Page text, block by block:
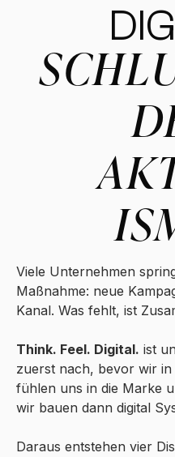
Viele Unternehmen
Maßnahme: neue
Kanal. Was fehlt, ist
Think. Feel. Digital. ist
zuerst nach, bevor wir
fühlen uns in die Marke
wir bauen dann digital
Daraus entstehen vier